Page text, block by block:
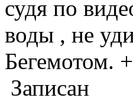
судя по
воды , не
Бегемотом.
Записан